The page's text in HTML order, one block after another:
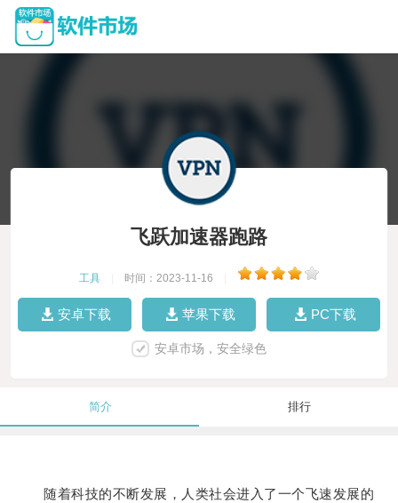
飞跃加速器跑路
工具 时间：2023-11-16
安卓下载 苹果下载 PC下载
安卓市场，安全绿色
简介 排行
随着科技的不断发展，人类社会进入了一个飞速发展的